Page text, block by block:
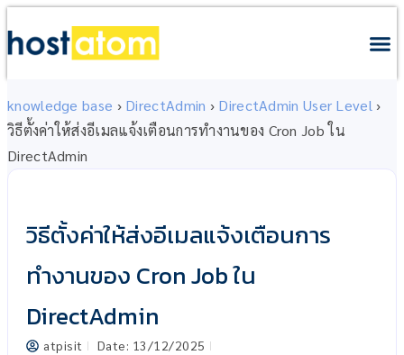
knowledge base › DirectAdmin › DirectAdmin User Level ›
วิธีตั้งค่าให้ส่งอีเมลแจ้งเตือนการทำงานของ Cron Job ใน
DirectAdmin
วิธีตั้งค่าให้ส่งอีเมลแจ้งเตือนการ
ทำงานของ Cron Job ใน
DirectAdmin
atpisit Date: 13/12/2025